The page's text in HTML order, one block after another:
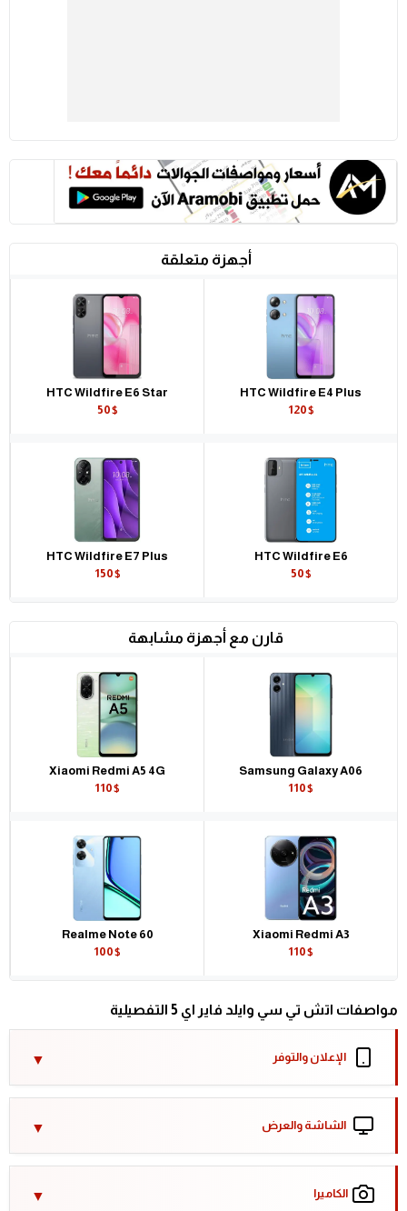
أجهزة متعلقة
HTC Wildfire E4 Plus
120$
HTC Wildfire E6 Star
50$
HTC Wildfire E6
50$
HTC Wildfire E7 Plus
150$
قارن مع أجهزة مشابهة
Samsung Galaxy A06
110$
Xiaomi Redmi A5 4G
110$
Xiaomi Redmi A3
110$
Realme Note 60
100$
مواصفات اتش تي سي وايلد فاير اي 5 التفصيلية
الإعلان والتوفر
الشاشة والعرض
الكاميرا